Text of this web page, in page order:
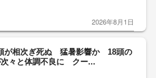
2026年8月1日
が相次ぎ死ぬ 猛暑影響か 18頭の
次々と体調不良に クー...